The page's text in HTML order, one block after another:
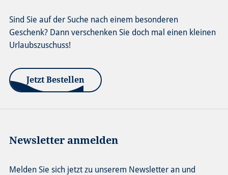
Sind Sie auf der Suche nach einem besonderen
Geschenk? Dann verschenken Sie doch mal einen kleinen
Urlaubszuschuss!
Jetzt Bestellen
Newsletter anmelden
Melden Sie sich jetzt zu unserem Newsletter an und